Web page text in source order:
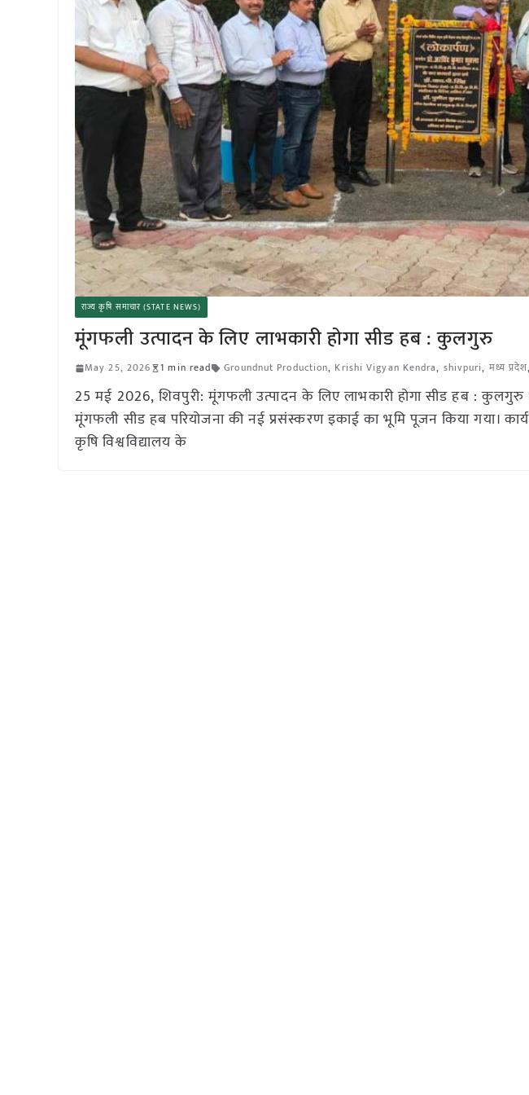
राज्य कृषि समाचार (STATE NEWS)
मूंगफली उत्पादन के लिए लाभकारी होगा सीड हब : कुलगुरु
May 25, 2026 1 min read Groundnut Production, Krishi Vigyan Kendra, shivpuri, मध्य प्रदेश
25 मई 2026, शिवपुरी: मूंगफली उत्पादन के लिए लाभकारी होगा सीड हब : कुलगुरु
मूंगफली सीड हब परियोजना की नई प्रसंस्करण इकाई का भूमि पूजन किया गया।
कृषि विश्वविद्यालय के